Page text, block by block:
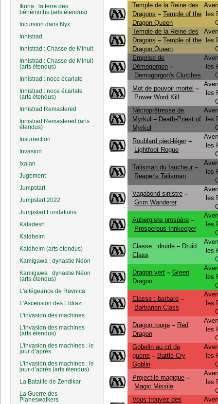
Ikoria : la terre des
béhémoths (arts étendus)
Incursion dans Nyx
Innistrad
Innistrad : Chasse de Minuit
Innistrad : Chasse de Minuit
(arts étendus)
Innistrad : noce écarlate
Innistrad : noce écarlate
(arts étendus)
Innistrad Remastered
Innistrad Remastered (arts
étendus)
Insurrection
Invasion
Ixalan
Jugement
Jumpstart
Jumpstart 2022
Jumpstart Fondations
Kaladesh
Kaldheim
Kaldheim (arts étendus)
Kamigawa : dynastie Néon
Kamigawa : dynastie Néon
(arts étendus)
L'allégeance de Ravnica
L'Ascension des Eldrazi
L'invasion des machines
L'invasion des machines
(arts étendus)
L'invasion des machines : le
jour d’après
L'invasion des machines : le
jour d’après (arts étendus)
La Bataille de Zendikar
La Guerre des
Planeswalkers
Temple de la Reine des
Dragons – Temple of the
Dragon Queen
les
Temple de la Reine des
Dragons – Temple of the
Dragon Queen
les
Emprise de
Démogorgon –
Demogorgon's Clutches
les
Mot de pouvoir mortel –
Power Word Kill
les
Nécroprêtresse de
Myrkul – Death-Priest of
Myrkul
les
Roublard pied-léger –
Lightfoot Rogue
les
Talisman du faucheur –
Reaper's Talisman
les
Vagabond sinistre –
Grim Wanderer
les
Aubergiste prospère –
Prosperous Innkeeper
les
Classe : druide – Druid
Class
les
Dragon vert – Green
Dragon
les
Classe : barbare –
Barbarian Class
les
Dragon rouge – Red
Dragon
les
Gobelin au cri de
guerre – Battle Cry
Goblin
les
Projectile magique –
Magic Missile
les
Vous trouvez des